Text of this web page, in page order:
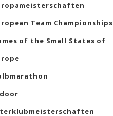
Team Championships
of the Small States of